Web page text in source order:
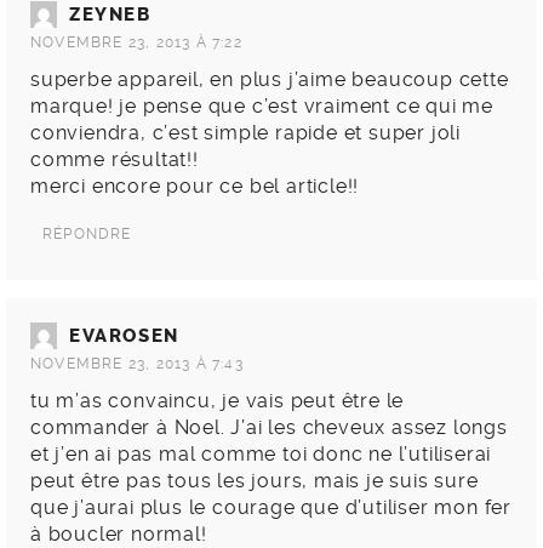
ZEYNEB
NOVEMBRE 23, 2013 À 7:22
superbe appareil, en plus j’aime beaucoup cette
marque! je pense que c’est vraiment ce qui me
conviendra, c’est simple rapide et super joli
comme résultat!!
merci encore pour ce bel article!!
RÉPONDRE
EVAROSEN
NOVEMBRE 23, 2013 À 7:43
tu m’as convaincu, je vais peut être le
commander à Noel. J’ai les cheveux assez longs
et j’en ai pas mal comme toi donc ne l’utiliserai
peut être pas tous les jours, mais je suis sure
que j’aurai plus le courage que d’utiliser mon fer
à boucler normal!